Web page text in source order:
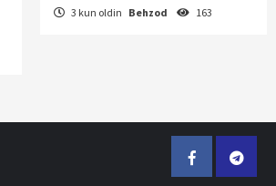
3 kun oldin Behzod 163
Facebook